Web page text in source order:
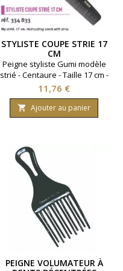
STYLISTE COUPE STRIE 17
CM
Peigne styliste Gumi modèle
strié - Centaure - Taille 17 cm -
Coloris noir.
Prix
11,76 €
 Ajouter au panier
PEIGNE VOLUMATEUR À